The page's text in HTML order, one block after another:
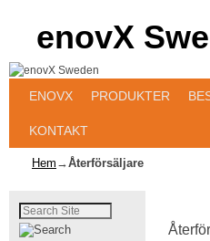
enovX
ENOVX PRODUKTER
KONTAKT
Hem →Återförsäljare